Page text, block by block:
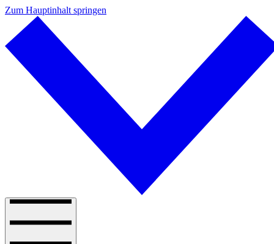
Zum Hauptinhalt springen